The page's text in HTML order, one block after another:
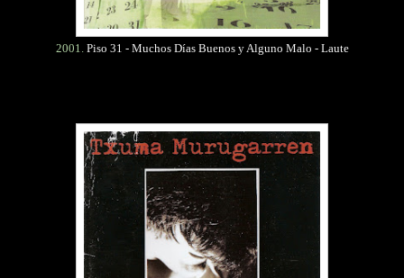
2001. Piso 31 - Muchos Días Buenos y Alguno Malo - Laute